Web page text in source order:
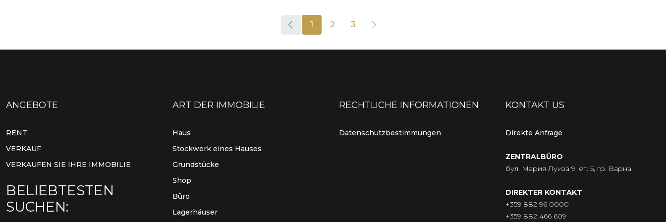
1 2 3
ANGEBOTE
RENT
VERKAUF
VERKAUFEN SIE IHRE IMMOBILIE
BELIEBTESTEN
SUCHEN:
ART DER IMMOBILIE
Haus
Stockwerk eines Hauses
Grundstücke
Shop
Büro
Lagerhäuser
RECHTLICHE INFORMATIONEN
Datenschutzbestimmungen
KONTAKT US
Direkte Anfrage
ZENTRALBÜRO
бул. Мария Луиза 9, ет. 5, гр. Варна
DIREKTER KONTAKT
+359 882 96 0000
+359 882 466 609